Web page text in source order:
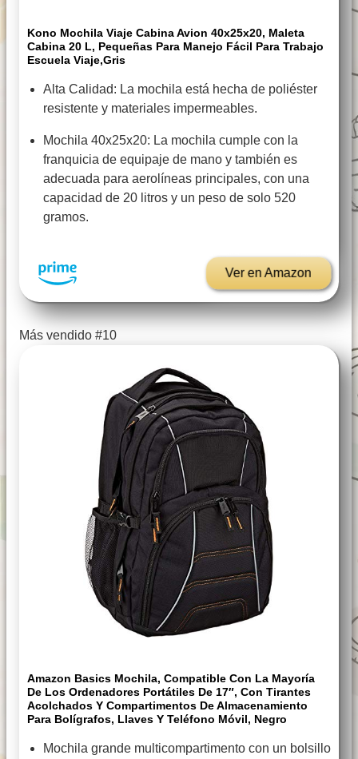
Kono Mochila Viaje Cabina Avion 40x25x20, Maleta
Cabina 20 L, Pequeñas Para Manejo Fácil Para Trabajo
Escuela Viaje,Gris
Alta Calidad: La mochila está hecha de poliéster
resistente y materiales impermeables.
Mochila 40x25x20: La mochila cumple con la
franquicia de equipaje de mano y también es
adecuada para aerolíneas principales, con una
capacidad de 20 litros y un peso de solo 520
gramos.
Ver en Amazon
Más vendido #10
Amazon Basics Mochila, Compatible Con La Mayoría
De Los Ordenadores Portátiles De 17″, Con Tirantes
Acolchados Y Compartimentos De Almacenamiento
Para Bolígrafos, Llaves Y Teléfono Móvil, Negro
Mochila grande multicompartimento con un bolsillo